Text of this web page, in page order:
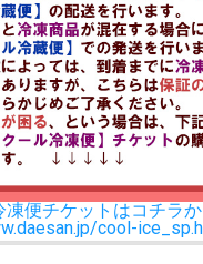
便チケットはコチラ
cool-